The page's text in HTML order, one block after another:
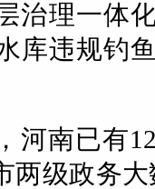
理一体
库违规钓
南已有
两级政务